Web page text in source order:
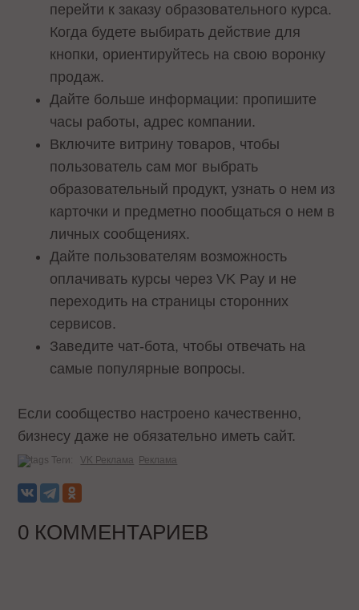
перейти к заказу образовательного курса.
Когда будете выбирать действие для
кнопки, ориентируйтесь на свою воронку
продаж.
Дайте больше информации: пропишите
часы работы, адрес компании.
Включите витрину товаров, чтобы
пользователь сам мог выбрать
образовательный продукт, узнать о нем из
карточки и предметно пообщаться о нем в
личных сообщениях.
Дайте пользователям возможность
оплачивать курсы через VK Pay и не
переходить на страницы сторонних
сервисов.
Заведите чат-бота, чтобы отвечать на
самые популярные вопросы.
Если сообщество настроено качественно,
бизнесу даже не обязательно иметь сайт.
Теги: VK Реклама Реклама
0 КОММЕНТАРИЕВ